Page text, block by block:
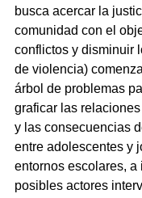
busca acercar la
comunidad con el
conflictos y disminuir
de violencia)
árbol de problemas
graficar las
y las consecuencias
entre adolescentes y
entornos escolares, a
posibles actores